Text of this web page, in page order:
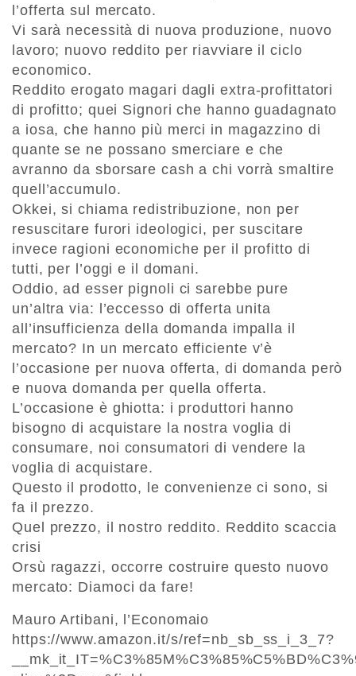
l’offerta sul mercato.
Vi sarà necessità di nuova produzione, nuovo
lavoro; nuovo reddito per riavviare il ciclo
economico.
Reddito erogato magari dagli extra-profittatori
di profitto; quei Signori che hanno guadagnato
a iosa, che hanno più merci in magazzino di
quante se ne possano smerciare e che
avranno da sborsare cash a chi vorrà smaltire
quell’accumulo.
Okkei, si chiama redistribuzione, non per
resuscitare furori ideologici, per suscitare
invece ragioni economiche per il profitto di
tutti, per l’oggi e il domani.
Oddio, ad esser pignoli ci sarebbe pure
un’altra via: l’eccesso di offerta unita
all’insufficienza della domanda impalla il
mercato? In un mercato efficiente v’è
l’occasione per nuova offerta, di domanda però
e nuova domanda per quella offerta.
L’occasione è ghiotta: i produttori hanno
bisogno di acquistare la nostra voglia di
consumare, noi consumatori di vendere la
voglia di acquistare.
Questo il prodotto, le convenienze ci sono, si
fa il prezzo.
Quel prezzo, il nostro reddito. Reddito scaccia
crisi
Orsù ragazzi, occorre costruire questo nuovo
mercato: Diamoci da fare!
Mauro Artibani, l’Economaio
https://www.amazon.it/s/ref=nb_sb_ss_i_3_7?